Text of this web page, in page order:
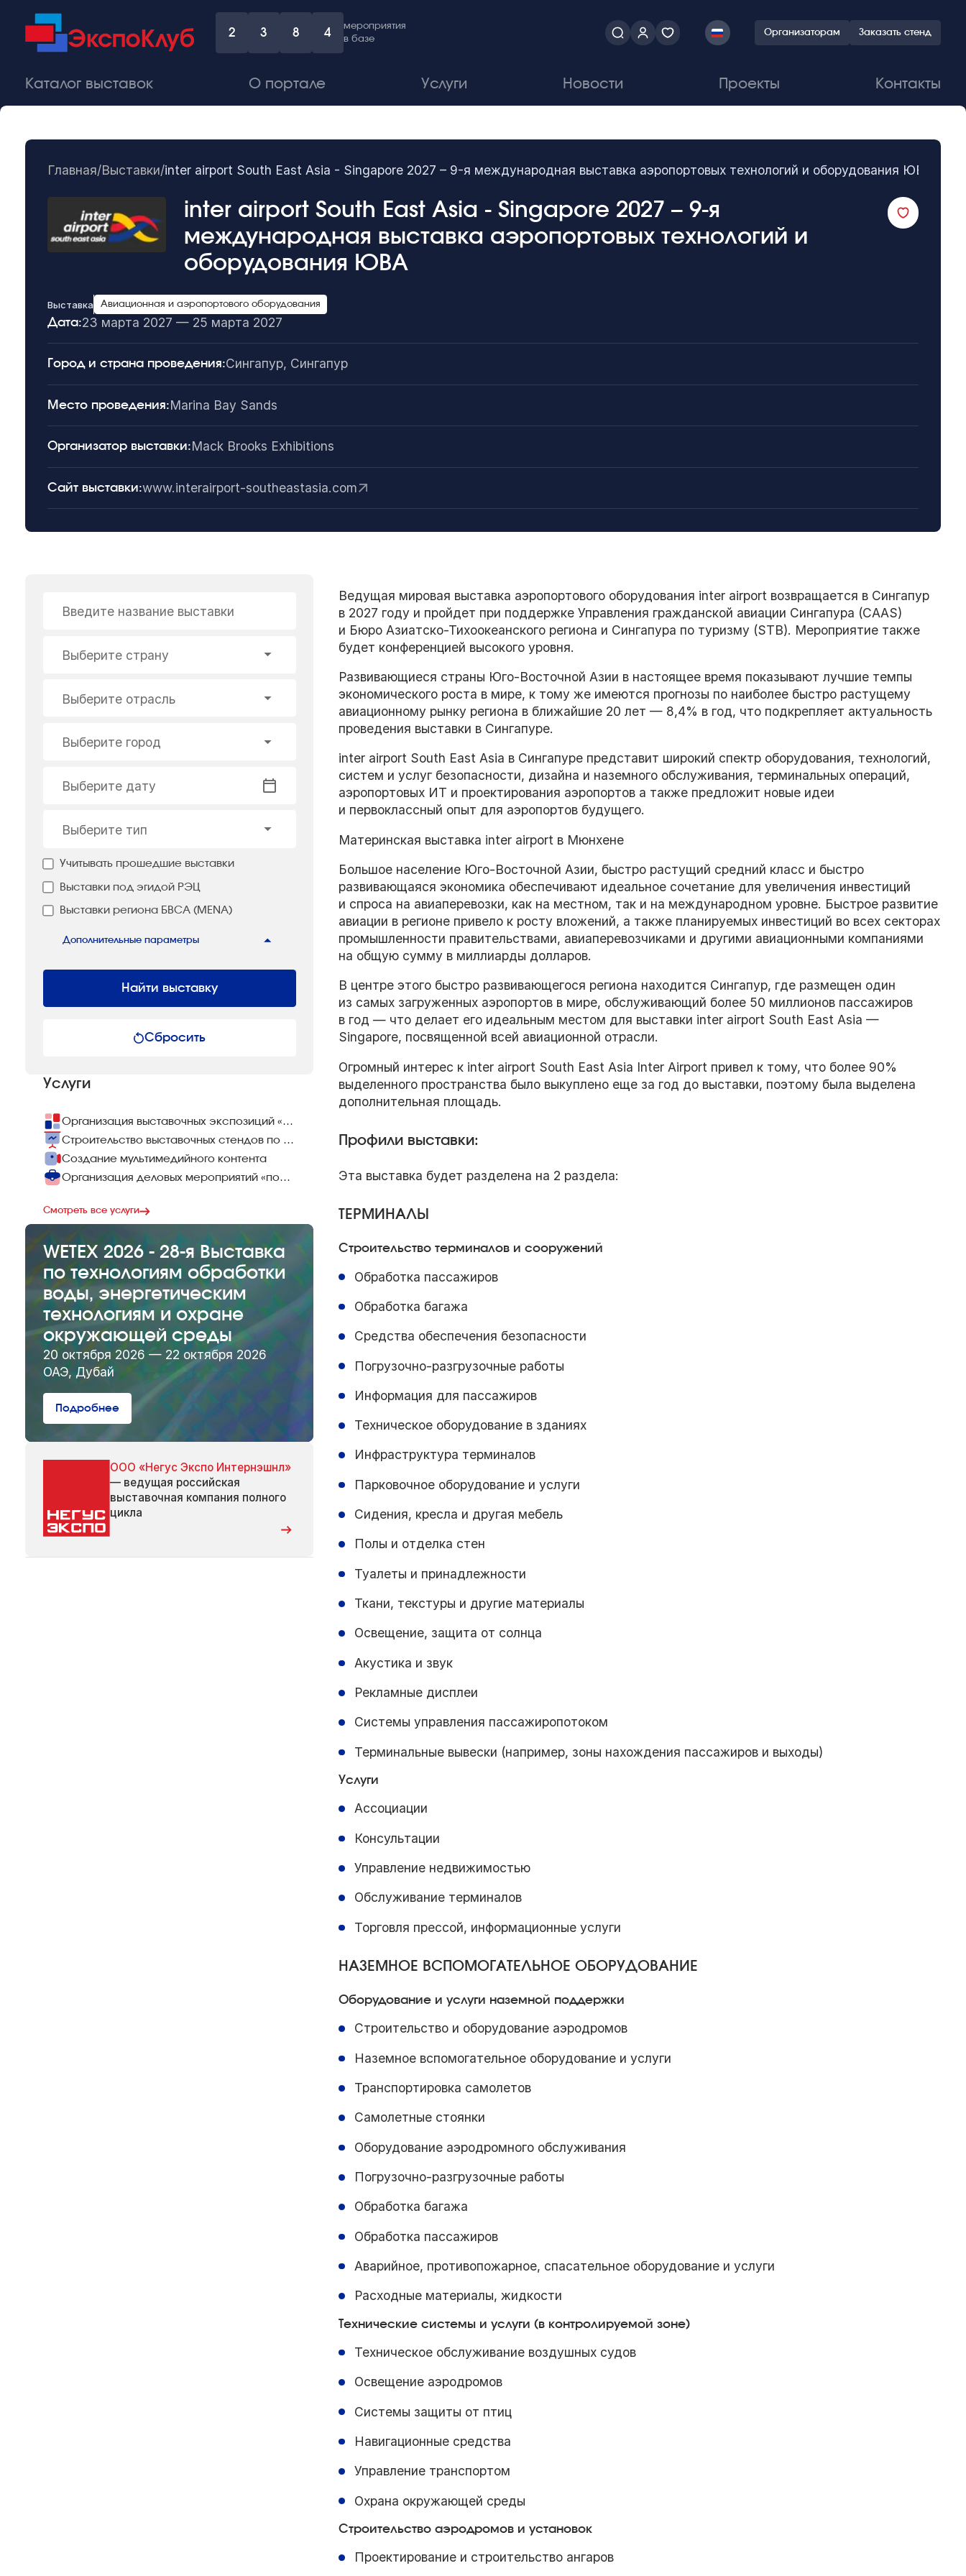
2 3 8 4
мероприятия
в базе
Организаторам Заказать стенд
Каталог выставок О портале Услуги Новости Проекты Контакты
Главная/Выставки/inter airport South East Asia - Singapore 2027 – 9-я международная выставка аэропортовых технологий и оборудования ЮВА
inter airport South East Asia - Singapore 2027 – 9-я
международная выставка аэропортовых технологий и
оборудования ЮВА
Выставка Авиационная и аэропортового оборудования
Дата:23 марта 2027 — 25 марта 2027
Город и страна проведения:Сингапур, Сингапур
Место проведения:Marina Bay Sands
Организатор выставки:Mack Brooks Exhibitions
Сайт выставки:www.interairport-southeastasia.com
Введите название выставки
Выберите страну
Выберите отрасль
Выберите город
Выберите дату
Выберите тип
Учитывать прошедшие выставки
Выставки под эгидой РЭЦ
Выставки региона БВСА (MENA)
Дополнительные параметры
Найти выставку
Сбросить
Услуги
Организация выставочных экспозиций «под ключ»
Строительство выставочных стендов по всему миру
Создание мультимедийного контента
Организация деловых мероприятий «под ключ»
Смотреть все услуги
WETEX 2026 - 28-я Выставка
по технологиям обработки
воды, энергетическим
технологиям и охране
окружающей среды
20 октября 2026 — 22 октября 2026
ОАЭ, Дубай
Подробнее
ООО «Негус Экспо Интернэшнл»
— ведущая российская
выставочная компания полного
цикла
Ведущая мировая выставка аэропортового оборудования inter airport возвращается в Сингапур
в 2027 году и пройдет при поддержке Управления гражданской авиации Сингапура (CAAS)
и Бюро Азиатско-Тихоокеанского региона и Сингапура по туризму (STB). Мероприятие также
будет конференцией высокого уровня.
Развивающиеся страны Юго-Восточной Азии в настоящее время показывают лучшие темпы
экономического роста в мире, к тому же имеются прогнозы по наиболее быстро растущему
авиационному рынку региона в ближайшие 20 лет — 8,4% в год, что подкрепляет актуальность
проведения выставки в Сингапуре.
inter airport South East Asia в Сингапуре представит широкий спектр оборудования, технологий,
систем и услуг безопасности, дизайна и наземного обслуживания, терминальных операций,
аэропортовых ИТ и проектирования аэропортов а также предложит новые идеи
и первоклассный опыт для аэропортов будущего.
Материнская выставка inter airport в Мюнхене
Большое население Юго-Восточной Азии, быстро растущий средний класс и быстро
развивающаяся экономика обеспечивают идеальное сочетание для увеличения инвестиций
и спроса на авиаперевозки, как на местном, так и на международном уровне. Быстрое развитие
авиации в регионе привело к росту вложений, а также планируемых инвестиций во всех секторах
промышленности правительствами, авиаперевозчиками и другими авиационными компаниями
на общую сумму в миллиарды долларов.
В центре этого быстро развивающегося региона находится Сингапур, где размещен один
из самых загруженных аэропортов в мире, обслуживающий более 50 миллионов пассажиров
в год — что делает его идеальным местом для выставки inter airport South East Asia —
Singapore, посвященной всей авиационной отрасли.
Огромный интерес к inter airport South East Asia Inter Airport привел к тому, что более 90%
выделенного пространства было выкуплено еще за год до выставки, поэтому была выделена
дополнительная площадь.
Профили выставки:
Эта выставка будет разделена на 2 раздела:
ТЕРМИНАЛЫ
Строительство терминалов и сооружений
Обработка пассажиров
Обработка багажа
Средства обеспечения безопасности
Погрузочно-разгрузочные работы
Информация для пассажиров
Техническое оборудование в зданиях
Инфраструктура терминалов
Парковочное оборудование и услуги
Сидения, кресла и другая мебель
Полы и отделка стен
Туалеты и принадлежности
Ткани, текстуры и другие материалы
Освещение, защита от солнца
Акустика и звук
Рекламные дисплеи
Системы управления пассажиропотоком
Терминальные вывески (например, зоны нахождения пассажиров и выходы)
Услуги
Ассоциации
Консультации
Управление недвижимостью
Обслуживание терминалов
Торговля прессой, информационные услуги
НАЗЕМНОЕ ВСПОМОГАТЕЛЬНОЕ ОБОРУДОВАНИЕ
Оборудование и услуги наземной поддержки
Строительство и оборудование аэродромов
Наземное вспомогательное оборудование и услуги
Транспортировка самолетов
Самолетные стоянки
Оборудование аэродромного обслуживания
Погрузочно-разгрузочные работы
Обработка багажа
Обработка пассажиров
Аварийное, противопожарное, спасательное оборудование и услуги
Расходные материалы, жидкости
Технические системы и услуги (в контролируемой зоне)
Техническое обслуживание воздушных судов
Освещение аэродромов
Системы защиты от птиц
Навигационные средства
Управление транспортом
Охрана окружающей среды
Строительство аэродромов и установок
Проектирование и строительство ангаров